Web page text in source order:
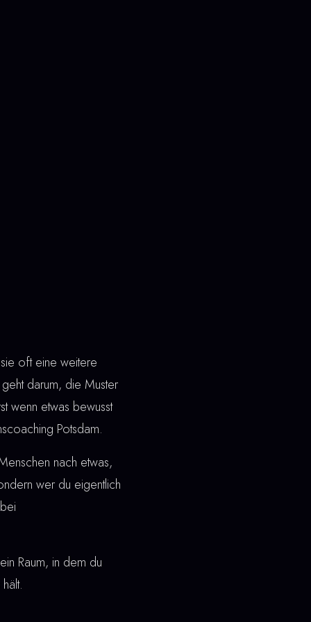
oft eine weitere
darum, die Muster
wenn etwas bewusst
Potsdam.
nach etwas,
wer du eigentlich
Raum, in dem du